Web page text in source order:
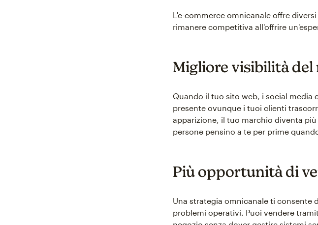
L'e-commerce omnicanale offre
rimanere competitiva all'offrire
Migliore visibilità del
Quando il tuo sito web, i social media
presente ovunque i tuoi clienti
apparizione, il tuo marchio diventa
persone pensino a te per prime
Più opportunità di
Una strategia omnicanale ti consente
problemi operativi. Puoi vendere